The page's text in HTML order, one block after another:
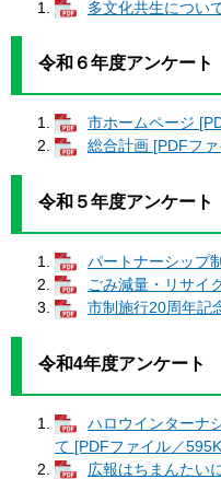
多文化共生につい
令和６年度アンケート
市ホームページ
総合計画 [PDFフ
令和５年度アンケート
パートナーシップ
ごみ減量・リサイ
市制施行20周年記
令和4年度アンケート
ハロウインターナ
て [PDFファイル／
広報はちまんたい